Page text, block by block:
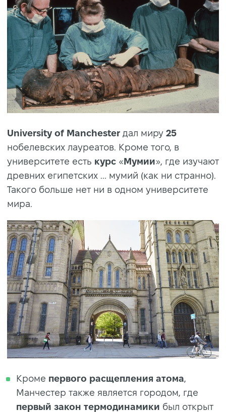
University of Manchester дал миру 25
нобелевских лауреатов. Кроме того, в
университете есть курс «Мумии», где изучают
древних египетских ... мумий (как ни странно).
Такого больше нет ни в одном университете
мира.
Кроме первого расщепления атома
Манчестер также является городом, где
первый закон термодинамики был открыт